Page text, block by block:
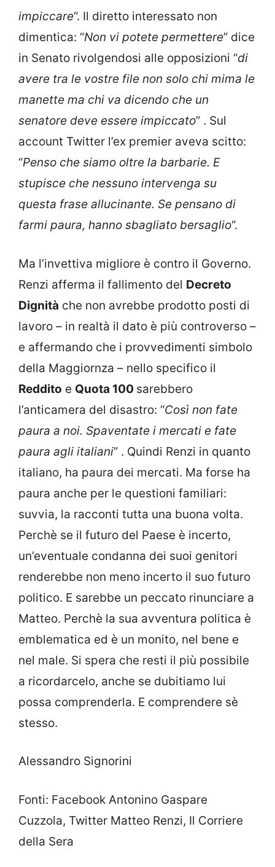
impiccare“. Il diretto interessato non
dimentica: “Non vi potete permettere” dice
in Senato rivolgendosi alle opposizioni “di
avere tra le vostre file non solo chi mima le
manette ma chi va dicendo che un
senatore deve essere impiccato” . Sul
account Twitter l’ex premier aveva scitto:
“Penso che siamo oltre la barbarie. E
stupisce che nessuno intervenga su
questa frase allucinante. Se pensano di
farmi paura, hanno sbagliato bersaglio“.
Ma l’invettiva migliore è contro il Governo.
Renzi afferma il fallimento del Decreto
Dignità che non avrebbe prodotto posti di
lavoro – in realtà il dato è più controverso –
e affermando che i provvedimenti simbolo
della Maggiornza – nello specifico il
Reddito e Quota 100 sarebbero
l’anticamera del disastro: “Così non fate
paura a noi. Spaventate i mercati e fate
paura agli italiani” . Quindi Renzi in quanto
italiano, ha paura dei mercati. Ma forse ha
paura anche per le questioni familiari:
suvvia, la racconti tutta una buona volta.
Perchè se il futuro del Paese è incerto,
un’eventuale condanna dei suoi genitori
renderebbe non meno incerto il suo futuro
politico. E sarebbe un peccato rinunciare a
Matteo. Perchè la sua avventura politica è
emblematica ed è un monito, nel bene e
nel male. Si spera che resti il più possibile
a ricordarcelo, anche se dubitiamo lui
possa comprenderla. E comprendere sè
stesso.
Alessandro Signorini
Fonti: Facebook Antonino Gaspare
Cuzzola, Twitter Matteo Renzi, Il Corriere
della Sera